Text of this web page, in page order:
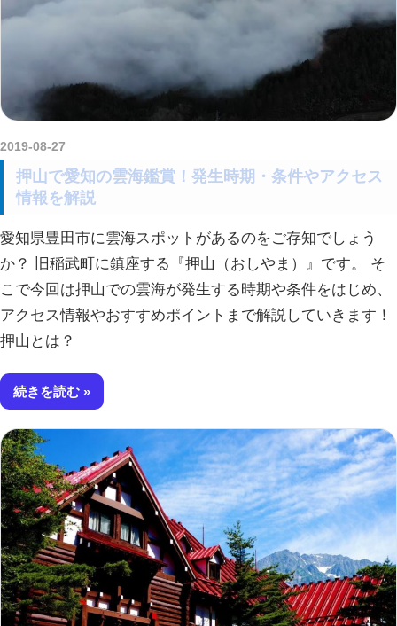
2019-08-27
押山で愛知の雲海鑑賞！発生時期・条件やアクセス
情報を解説
愛知県豊田市に雲海スポットがあるのをご存知でしょう
か？ 旧稲武町に鎮座する『押山（おしやま）』です。 そ
こで今回は押山での雲海が発生する時期や条件をはじめ、
アクセス情報やおすすめポイントまで解説していきます！
押山とは？
続きを読む